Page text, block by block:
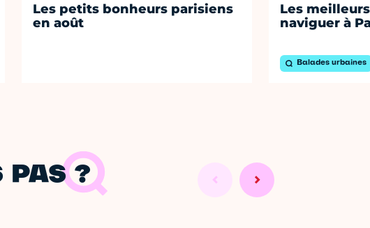
Les petits bonheurs parisiens
en août
Les
naviguer à
Balades urbaines
PAS ?